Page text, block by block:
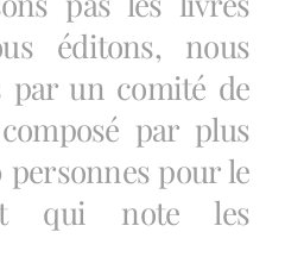
éditons, nous
par un comité de
par plus
personnes pour le
qui note les